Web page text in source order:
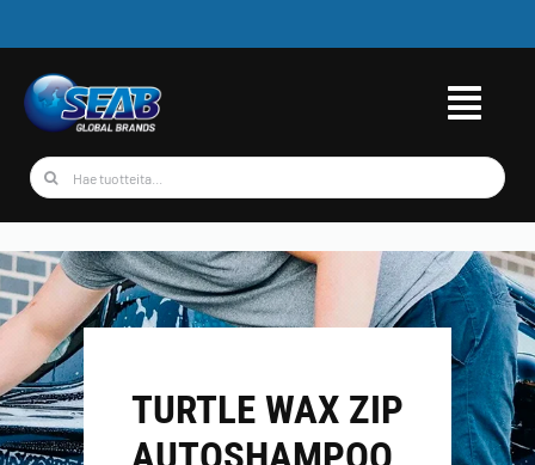
to
content
Etsi
TURTLE WAX ZIP